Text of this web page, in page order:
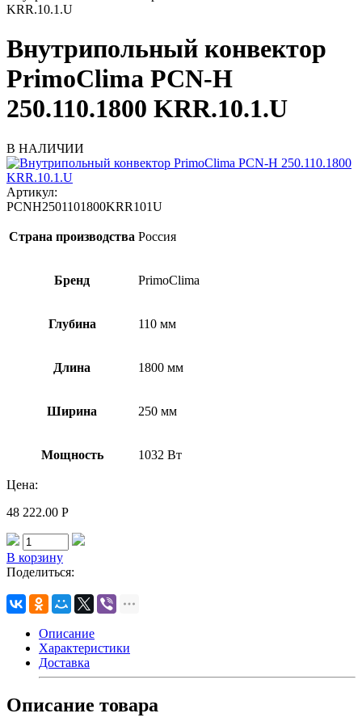
KRR.10.1.U
Внутрипольный конвектор
PrimoClima PCN-H
250.110.1800 KRR.10.1.U
В НАЛИЧИИ
Артикул:
PCNH2501101800KRR101U
Страна производства Россия
Бренд PrimoClima
Глубина 110 мм
Длина 1800 мм
Ширина 250 мм
Мощность 1032 Вт
Цена:
48 222.00 Р
В корзину
Поделиться:
Описание
Характеристики
Доставка
Описание товара